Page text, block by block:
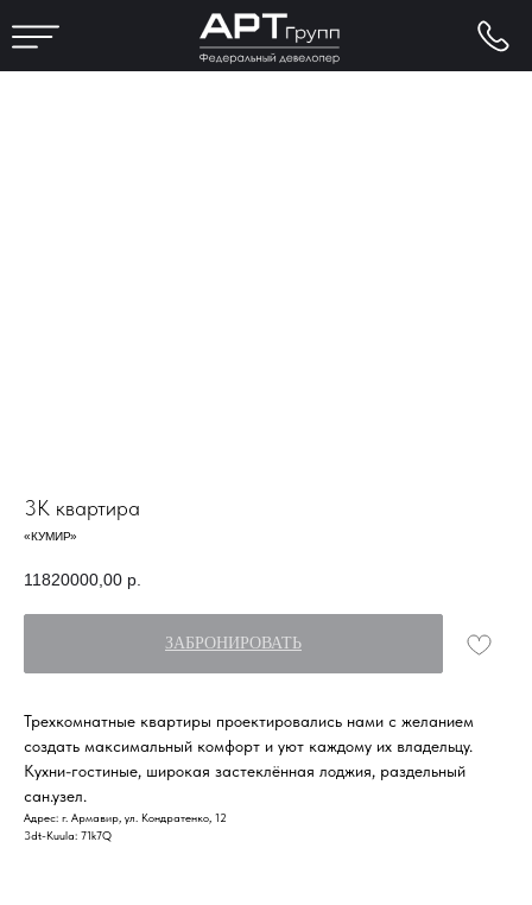
3К квартира
«КУМИР»
11820000,00 р.
ЗАБРОНИРОВАТЬ
Трехкомнатные квартиры проектировались нами с желанием
создать максимальный комфорт и уют каждому их владельцу.
Кухни-гостиные, широкая застеклённая лоджия, раздельный
сан.узел.
Адрес: г. Армавир, ул. Кондратенко, 12
3dt-Kuula: 71k7Q
Ипотечный калькулятор
Расчёт условий не является публичной офертой.
Финальные условия кредитования
определяются при заключении договора.